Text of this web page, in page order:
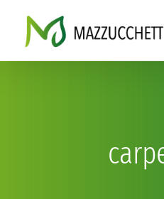
contenuto